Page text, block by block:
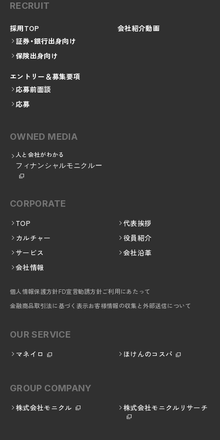
RECRUIT
採用TOP
証券・銀行出身向け
保険出身向け
エントリー＆募集要項
応募前面談
応募
会社紹介動画
OWNED MEDIA
人と会社がわかる
フィナンシャルモニクルー
CORPORATE
TOP
カルチャー
サービス
会社情報
代表挨拶
役員紹介
会社沿革
個人情報保護方針FD宣言勧誘方針ご利用にあたって
金融商品取引法に基づく表示お客様情報の収集と外部送信について
OUR SERVICE
マネイロ ほけんのコスパ
GROUP COMPANY
株式会社モニクル 株式会社モニクルリサーチ